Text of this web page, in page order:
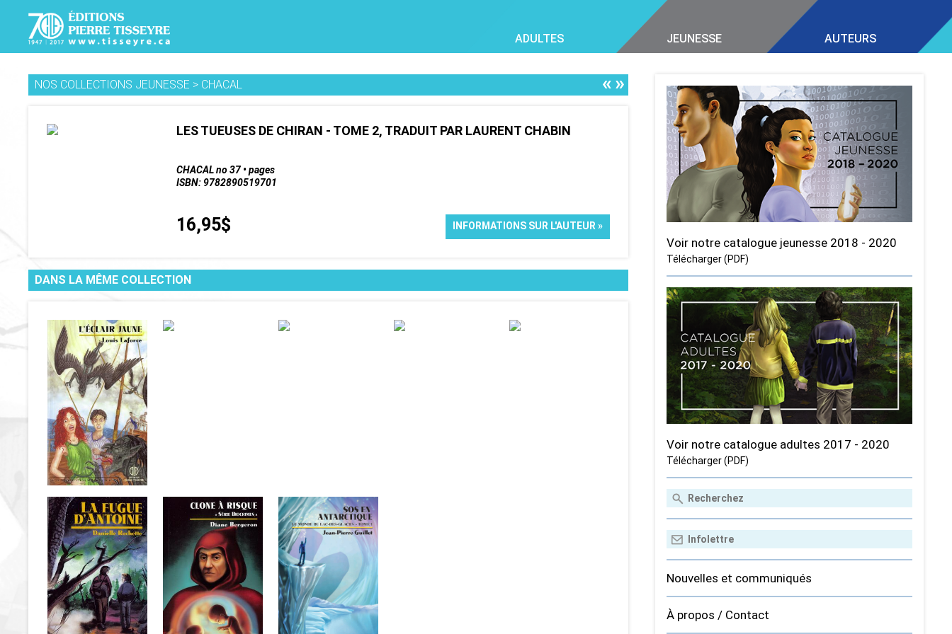
ADULTES JEUNESSE AUTEURS
NOS COLLECTIONS JEUNESSE > CHACAL «»
LES TUEUSES DE CHIRAN - TOME 2, TRADUIT PAR LAURENT CHABIN
CHACAL no 37 • pages
ISBN: 9782890519701
16,95$ INFORMATIONS SUR L'AUTEUR »
DANS LA MÊME COLLECTION
Voir notre catalogue jeunesse 2018 - 2020
Télécharger (PDF)
Voir notre catalogue adultes 2017 - 2020
Télécharger (PDF)
Nouvelles et communiqués
À propos / Contact